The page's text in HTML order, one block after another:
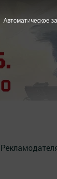
Автоматическое